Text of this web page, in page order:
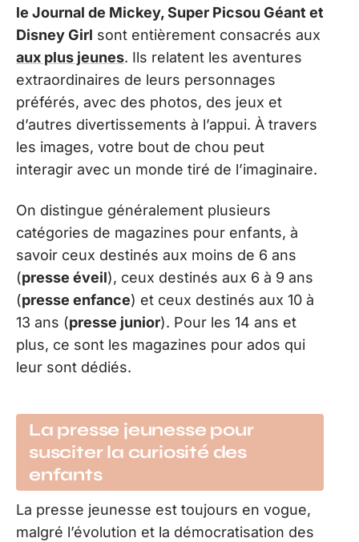
le Journal de Mickey, Super Picsou Géant et
Disney Girl sont entièrement consacrés aux
aux plus jeunes. Ils relatent les aventures
extraordinaires de leurs personnages
préférés, avec des photos, des jeux et
d’autres divertissements à l’appui. À travers
les images, votre bout de chou peut
interagir avec un monde tiré de l’imaginaire.
On distingue généralement plusieurs
catégories de magazines pour enfants, à
savoir ceux destinés aux moins de 6 ans
(presse éveil), ceux destinés aux 6 à 9 ans
(presse enfance) et ceux destinés aux 10 à
13 ans (presse junior). Pour les 14 ans et
plus, ce sont les magazines pour ados qui
leur sont dédiés.
La presse jeunesse pour
susciter la curiosité des
enfants
La presse jeunesse est toujours en vogue,
malgré l’évolution et la démocratisation des